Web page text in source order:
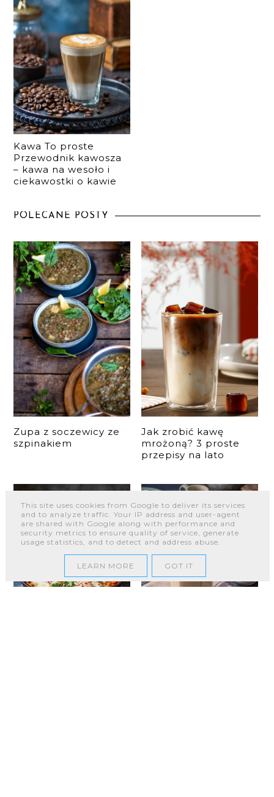
Kawa To proste
Przewodnik kawosza
– kawa na wesoło i
ciekawostki o kawie
POLECANE POSTY
Zupa z soczewicy ze
szpinakiem
Jak zrobić kawę
mrożoną? 3 proste
przepisy na lato
This site uses cookies from Google to deliver its services
and to analyze traffic. Your IP address and user-agent
are shared with Google along with performance and
security metrics to ensure quality of service, generate
usage statistics, and to detect and address abuse.
LEARN MORE GOT IT